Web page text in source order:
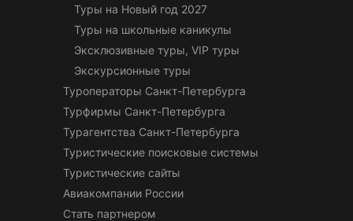
Туры на Новый год 2027
Туры на школьные каникулы
Эксклюзивные туры, VIP туры
Экскурсионные туры
Туроператоры Санкт-Петербурга
Турфирмы Санкт-Петербурга
Турагентства Санкт-Петербурга
Туристические поисковые системы
Туристические сайты
Авиакомпании России
Стать партнером